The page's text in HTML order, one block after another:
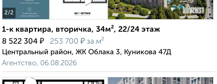
2/2
1-к квартира, вторичка, 34м², 22/24 этаж
8 522 304 ₽ 253 700 ₽ за м²
Центральный район, ЖК Облака 3, Куникова 47Д
Агентство, 06.08.2026